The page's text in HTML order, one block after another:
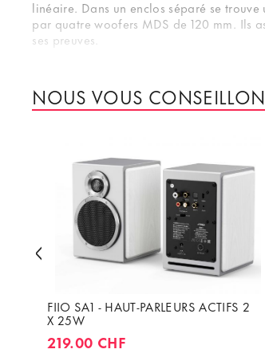
linéaire. Dans un enclos séparé se
par quatre woofers MDS de 120 mm. Ils
ses preuves.
NOUS VOUS
FIIO SA1 - HAUT-PARLEURS ACTIFS 2
X 25W
219.00 CHF